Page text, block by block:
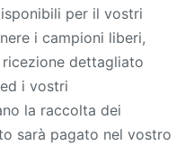
per il vostri
i campioni liberi,
dettagliato
i vostri
la raccolta dei
sarà pagato nel vostro